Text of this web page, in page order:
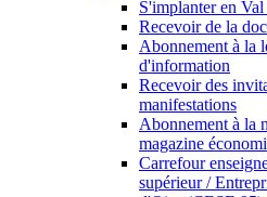
S'implanter en
Recevoir de la
Abonnement à la
d'information
Recevoir des
manifestations
Abonnement à la
magazine
Carrefour
supérieur /